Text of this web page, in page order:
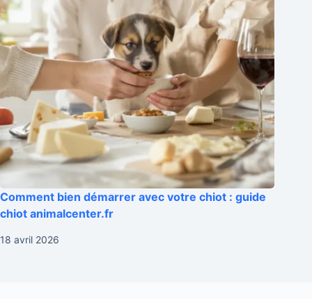
Comment bien démarrer avec votre chiot : guide
chiot animalcenter.fr
18 avril 2026